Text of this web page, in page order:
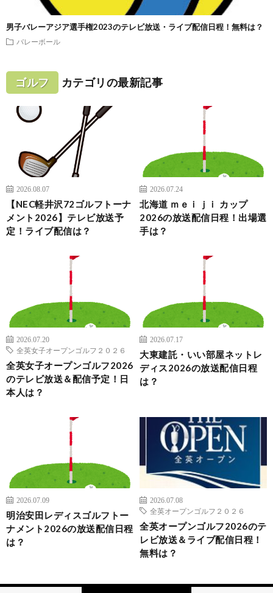
男子バレーアジア選手権2023のテレビ放送・ライブ配信日程！無料は？
バレーボール
ゴルフ カテゴリの最新記事
2026.08.07
【NEC軽井沢72ゴルフトーナ
メント2026】テレビ放送予
定！ライブ配信は？
2026.07.24
北海道 ｍｅｉｊｉ カップ
2026の放送配信日程！出場選
手は？
2026.07.20
全英女子オープンゴルフ２０２６
全英女子オープンゴルフ2026
のテレビ放送＆配信予定！日
本人は？
2026.07.17
大東建託・いい部屋ネットレ
ディス2026の放送配信日程
は？
2026.07.09
明治安田レディスゴルフトー
ナメント2026の放送配信日程
は？
2026.07.08
全英オープンゴルフ２０２６
全英オープンゴルフ2026のテ
レビ放送＆ライブ配信日程！
無料は？